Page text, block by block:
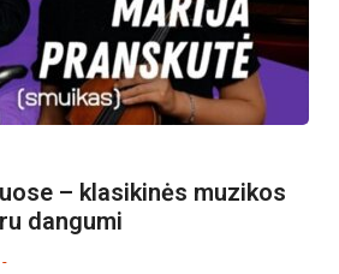
– klasikinės muzikos
dangumi
-